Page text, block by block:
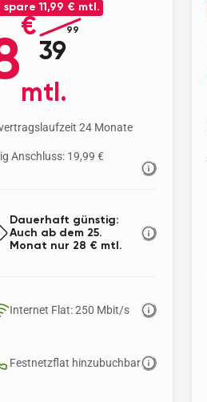
spare 11,99 € mtl.
€
39
99
mtl.
24 Monate
Anschluss: 19,99 €
Dauerhaft günstig:
Auch ab dem 25.
Monat nur 28 € mtl.
Internet Flat: 250 Mbit/s
Festnetzflat hinzubuchbar